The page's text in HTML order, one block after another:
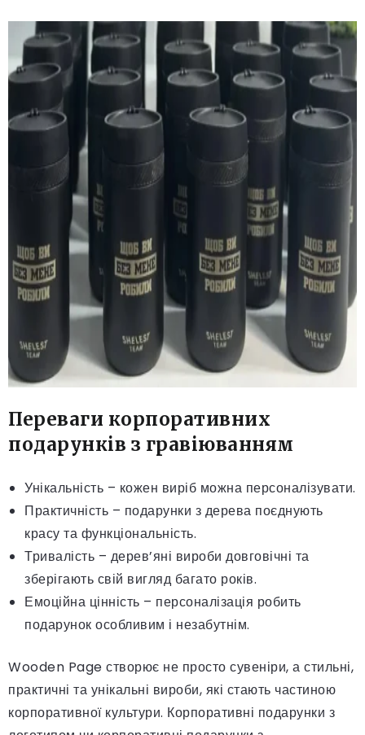
Переваги корпоративних
подарунків з гравіюванням
Унікальність – кожен виріб можна персоналізувати.
Практичність – подарунки з дерева поєднують
красу та функціональність.
Тривалість – дерев’яні вироби довговічні та
зберігають свій вигляд багато років.
Емоційна цінність – персоналізація робить
подарунок особливим і незабутнім.
Wooden Page створює не просто сувеніри, а стильні,
практичні та унікальні вироби, які стають частиною
корпоративної культури. Корпоративні подарунки з